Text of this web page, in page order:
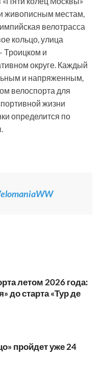
живописным местам,
велотрасса
кольцо, улица
Троицком и
округе. Каждый
и напряженным,
велоспорта для
жизни
определится по
летом 2026 года:
до старта «Тур де
пройдет уже 24